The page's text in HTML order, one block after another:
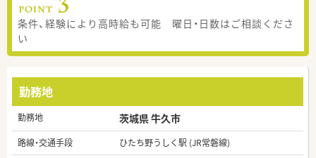
条件、経験により高時給も可能 曜日・日数はご相談くださ
い
勤務地
勤務地 茨城県 牛久市
路線・交通手段
ひたち野うしく駅 (JR常磐線)